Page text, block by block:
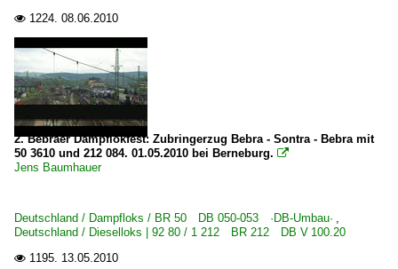
 1224. 08.06.2010
2. Bebraer Dampflokfest: Zubringerzug Bebra - Sontra - Bebra mit
50 3610 und 212 084. 01.05.2010 bei Berneburg. 
Jens Baumhauer
Deutschland / Dampfloks / BR 50 DB 050-053 ·DB-Umbau· ,
Deutschland / Dieselloks | 92 80 / 1 212 BR 212 DB V 100.20
 1195. 13.05.2010